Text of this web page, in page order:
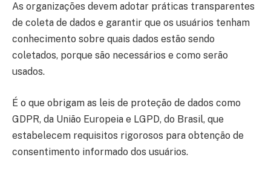
As organizações devem adotar práticas transparentes
de coleta de dados e garantir que os usuários tenham
conhecimento sobre quais dados estão sendo
coletados, porque são necessários e como serão
usados.
É o que obrigam as leis de proteção de dados como
GDPR, da União Europeia e LGPD, do Brasil, que
estabelecem requisitos rigorosos para obtenção de
consentimento informado dos usuários.